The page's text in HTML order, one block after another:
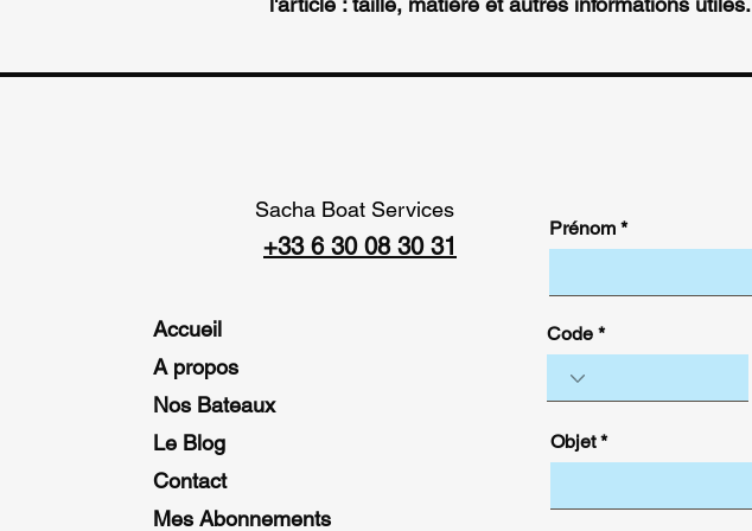
Sacha Boat Services
+33 6 30 08 30 31
Accueil
A propos
Nos Bateaux
Le Blog
Contact
Mes Abonnements
Prénom
Code
Objet